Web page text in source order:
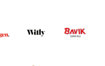
Image Image